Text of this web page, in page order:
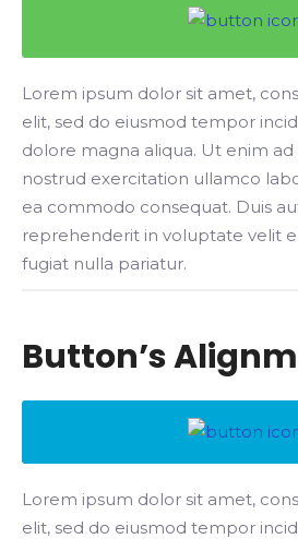
Lorem ipsum dolor sit amet,
elit, sed do eiusmod tempor
dolore magna aliqua. Ut enim
nostrud exercitation ullamco
ea commodo consequat. Duis
reprehenderit in voluptate velit
fugiat nulla pariatur.
Button’s
Lorem ipsum dolor sit amet,
elit, sed do eiusmod tempor